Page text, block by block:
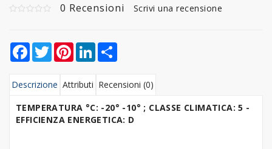
0 Recensioni Scrivi una recensione
Facebook
TwitterPinterestLinkedIn
Descrizione Attributi Recensioni (0)
TEMPERATURA °C: -20° -10° ; CLASSE CLIMATICA: 5 -
EFFICIENZA ENERGETICA: D